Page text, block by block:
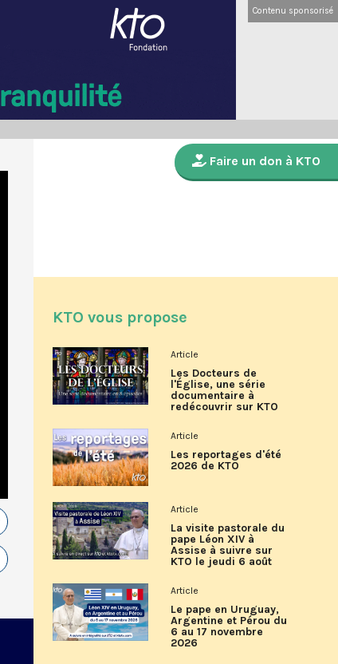
Contenu sponsorisé
Faire un don à KTO
KTO vous propose
Article
Les Docteurs de
l'Église, une série
documentaire à
redécouvrir sur KTO
Article
Les reportages d'été
2026 de KTO
Article
La visite pastorale du
pape Léon XIV à
Assise à suivre sur
KTO le jeudi 6 août
Article
Le pape en Uruguay,
Argentine et Pérou du
6 au 17 novembre
2026